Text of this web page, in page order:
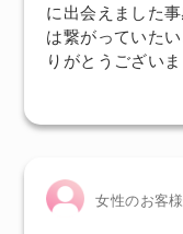
に出会えました
は繋がっていた
りがとうございま
女性のお客様